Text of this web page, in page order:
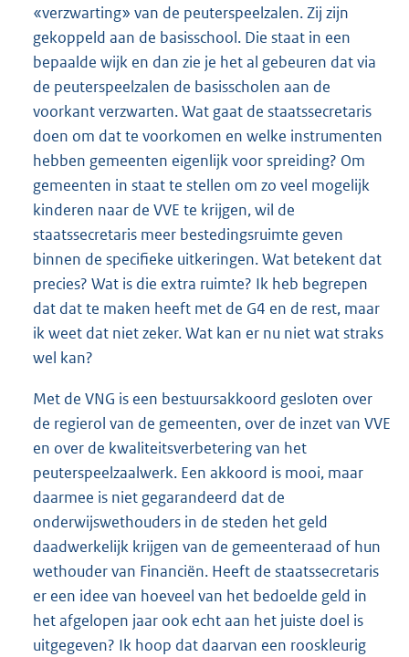
«verzwarting» van de peuterspeelzalen. Zij zijn
gekoppeld aan de basisschool. Die staat in een
bepaalde wijk en dan zie je het al gebeuren dat via
de peuterspeelzalen de basisscholen aan de
voorkant verzwarten. Wat gaat de staatssecretaris
doen om dat te voorkomen en welke instrumenten
hebben gemeenten eigenlijk voor spreiding? Om
gemeenten in staat te stellen om zo veel mogelijk
kinderen naar de VVE te krijgen, wil de
staatssecretaris meer bestedingsruimte geven
binnen de specifieke uitkeringen. Wat betekent dat
precies? Wat is die extra ruimte? Ik heb begrepen
dat dat te maken heeft met de G4 en de rest, maar
ik weet dat niet zeker. Wat kan er nu niet wat straks
wel kan?
Met de VNG is een bestuursakkoord gesloten over
de regierol van de gemeenten, over de inzet van VVE
en over de kwaliteitsverbetering van het
peuterspeelzaalwerk. Een akkoord is mooi, maar
daarmee is niet gegarandeerd dat de
onderwijswethouders in de steden het geld
daadwerkelijk krijgen van de gemeenteraad of hun
wethouder van Financiën. Heeft de staatssecretaris
er een idee van hoeveel van het bedoelde geld in
het afgelopen jaar ook echt aan het juiste doel is
uitgegeven? Ik hoop dat daarvan een rooskleurig